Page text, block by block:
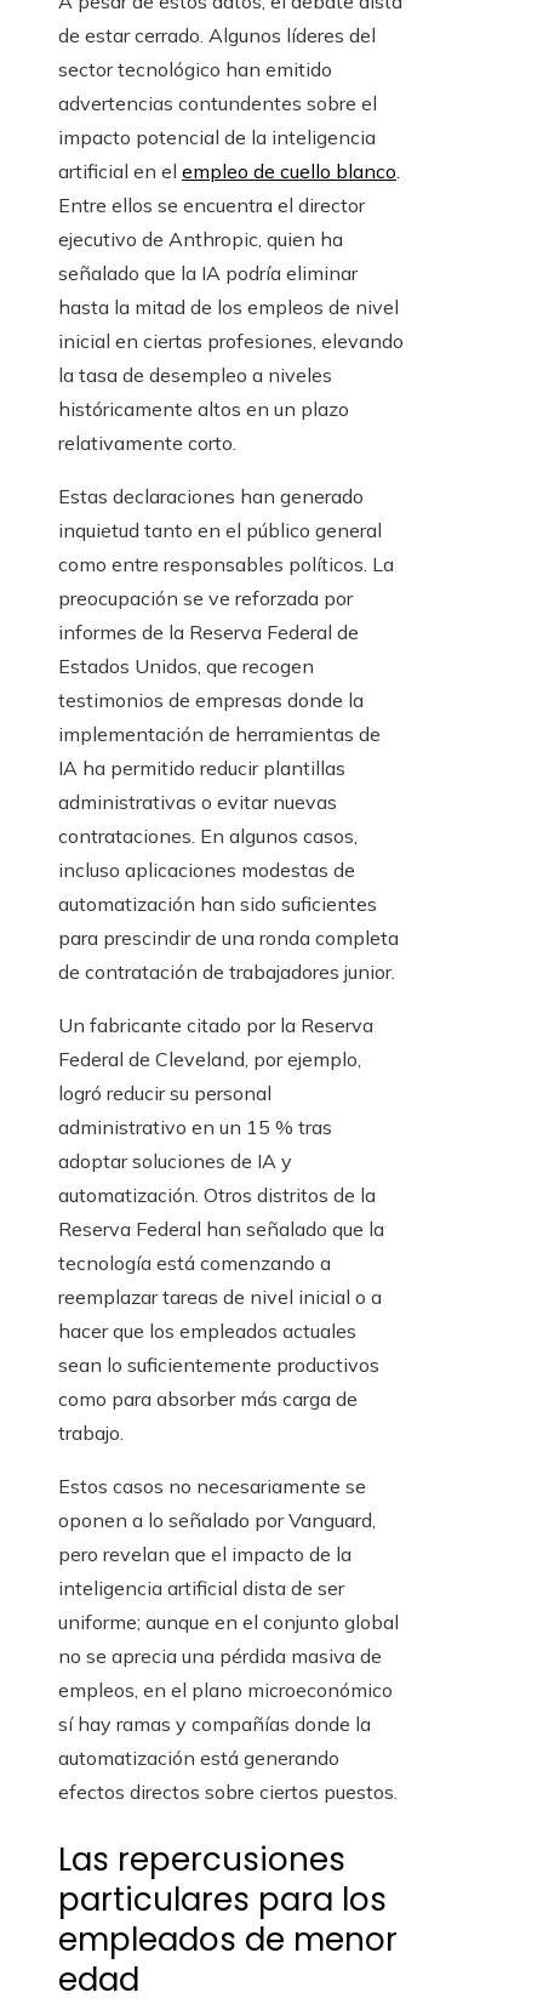
de estar cerrado. Algunos líderes del
sector tecnológico han emitido
advertencias contundentes sobre el
impacto potencial de la inteligencia
artificial en el empleo de cuello blanco.
Entre ellos se encuentra el director
ejecutivo de Anthropic, quien ha
señalado que la IA podría eliminar
hasta la mitad de los empleos de nivel
inicial en ciertas profesiones, elevando
la tasa de desempleo a niveles
históricamente altos en un plazo
relativamente corto.
Estas declaraciones han generado
inquietud tanto en el público general
como entre responsables políticos. La
preocupación se ve reforzada por
informes de la Reserva Federal de
Estados Unidos, que recogen
testimonios de empresas donde la
implementación de herramientas de
IA ha permitido reducir plantillas
administrativas o evitar nuevas
contrataciones. En algunos casos,
incluso aplicaciones modestas de
automatización han sido suficientes
para prescindir de una ronda completa
de contratación de trabajadores junior.
Un fabricante citado por la Reserva
Federal de Cleveland, por ejemplo,
logró reducir su personal
administrativo en un 15 % tras
adoptar soluciones de IA y
automatización. Otros distritos de la
Reserva Federal han señalado que la
tecnología está comenzando a
reemplazar tareas de nivel inicial o a
hacer que los empleados actuales
sean lo suficientemente productivos
como para absorber más carga de
trabajo.
Estos casos no necesariamente se
oponen a lo señalado por Vanguard,
pero revelan que el impacto de la
inteligencia artificial dista de ser
uniforme; aunque en el conjunto global
no se aprecia una pérdida masiva de
empleos, en el plano microeconómico
sí hay ramas y compañías donde la
automatización está generando
efectos directos sobre ciertos puestos.
Las repercusiones
particulares para los
empleados de menor
edad